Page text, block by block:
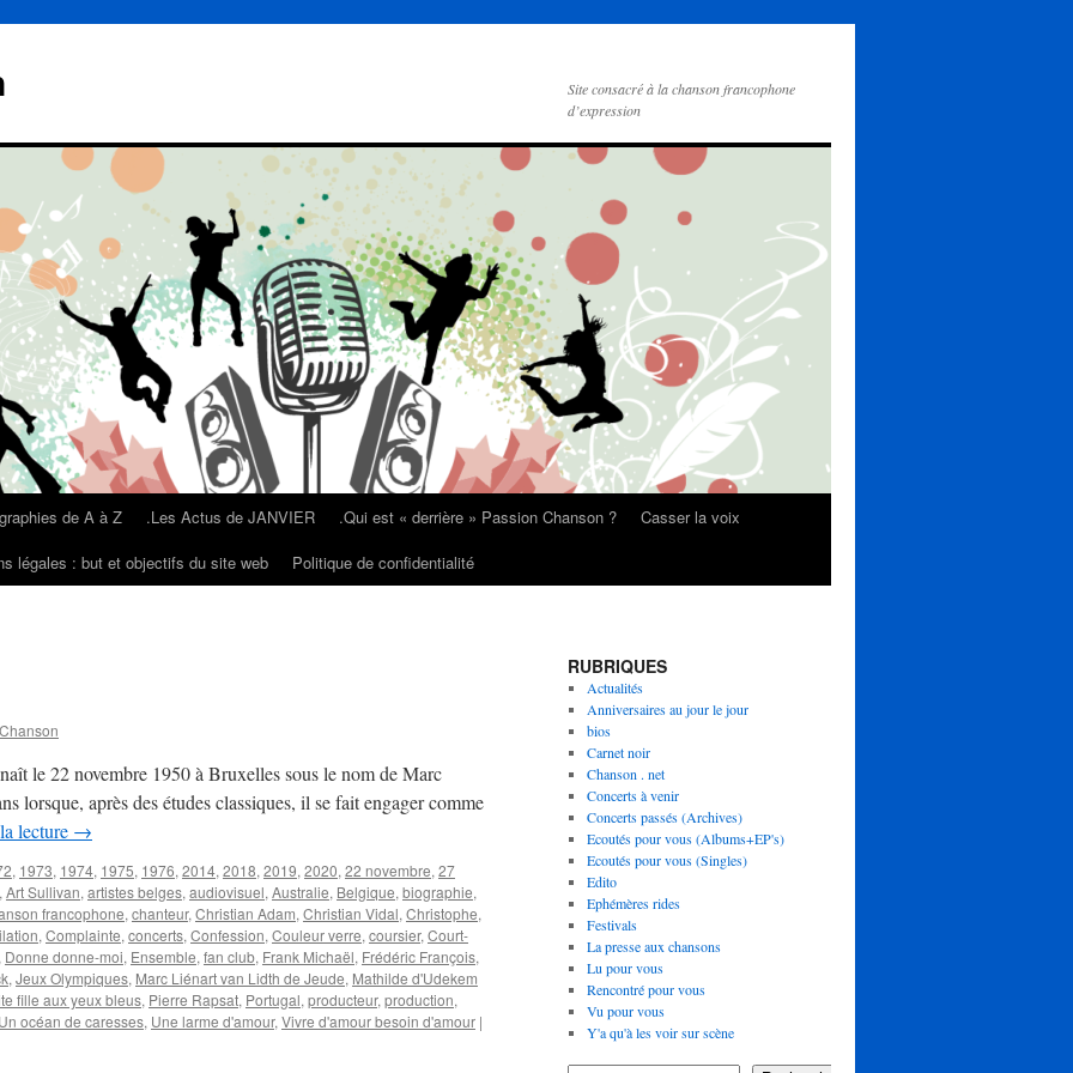
Site consacré à la chanson francophone
d’expression
de A à Z .Les Actus de JANVIER .Qui est « derrière » Passion Chanson ?
Casser la voix
légales : but et objectifs du site web Politique de confidentialité
le 22 novembre 1950 à Bruxelles sous le nom de Marc
lorsque, après des études classiques, il se fait engager comme
lecture →
, 1973, 1974, 1975, 1976, 2014, 2018, 2019, 2020, 22 novembre, 27
, Art Sullivan, artistes belges, audiovisuel, Australie, Belgique, biographie,
francophone, chanteur, Christian Adam, Christian Vidal, Christophe,
, Complainte, concerts, Confession, Couleur verre, coursier, Court-
Donne donne-moi, Ensemble, fan club, Frank Michaël, Frédéric François,
, Jeux Olympiques, Marc Liénart van Lidth de Jeude, Mathilde d'Udekem
fille aux yeux bleus, Pierre Rapsat, Portugal, producteur, production,
Un océan de caresses, Une larme d'amour, Vivre d'amour besoin d'amour |
RUBRIQUES
Actualités
Anniversaires au jour le jour
bios
Carnet noir
Chanson . net
Concerts à venir
Concerts passés (Archives)
Ecoutés pour vous (Albums+EP's)
Ecoutés pour vous (Singles)
Edito
Ephémères rides
Festivals
La presse aux chansons
Lu pour vous
Rencontré pour vous
Vu pour vous
Y'a qu'à les voir sur scène